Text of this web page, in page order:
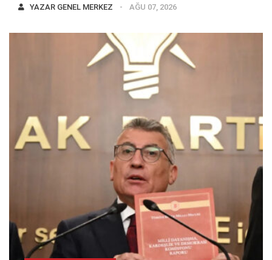
YAZAR GENEL MERKEZ AĞU 07, 2026